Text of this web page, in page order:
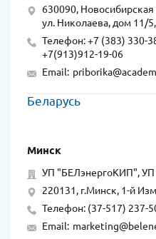
630090, Новосибирская
ул. Николаева, дом 11/
Телефон: +7 (383) 330-
+7(913)912-19-06
Email:
Беларусь
Минск
УП "БЕЛэнергоКИП", УП
220131, г.Минск, 1-й
Телефон: (37-517) 237-
Email: